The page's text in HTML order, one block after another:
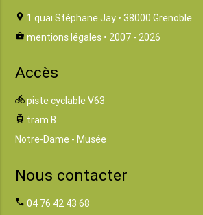
location_on 1 quai Stéphane Jay • 38000 Grenoble
business_center mentions légales • 2007 - 2026
Accès
directions_bike piste cyclable V63
tram tram B
Notre-Dame - Musée
Nous contacter
phone 04 76 42 43 68